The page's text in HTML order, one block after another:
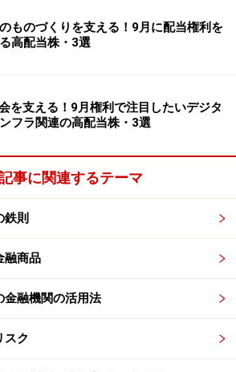
え方には期待できません。超低金利
ていることでしょう。そして、今後
っても安心はできません。金融機関
る時代になりましたので、安全と金
時代が来るからです。これからは
ので、1％しかつけないよ」とか、
ぜひうちに預けてください」とい
と思われます。当然、後者の金融機
をわずかに抱えていることになりま
生きていかなければならないので
私は全額投資をしろというつもりは
うなことを言う人はただの営業マン
投資」というオプションを部分的に
が出てきているのです。
ものづくりを支える！9月に配当権利を
高配当株・3選
を支える！9月権利で注目したいデジタ
フラ関連の高配当株・3選
事に関連するテーマ
鉄則
融商品
金融機関の活用法
スク